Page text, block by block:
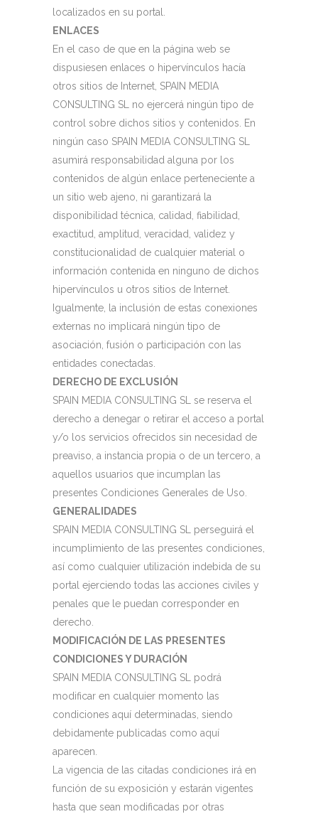
localizados en su portal.
ENLACES
En el caso de que en la página web se
dispusiesen enlaces o hipervínculos hacía
otros sitios de Internet, SPAIN MEDIA
CONSULTING SL no ejercerá ningún tipo de
control sobre dichos sitios y contenidos. En
ningún caso SPAIN MEDIA CONSULTING SL
asumirá responsabilidad alguna por los
contenidos de algún enlace perteneciente a
un sitio web ajeno, ni garantizará la
disponibilidad técnica, calidad, fiabilidad,
exactitud, amplitud, veracidad, validez y
constitucionalidad de cualquier material o
información contenida en ninguno de dichos
hipervínculos u otros sitios de Internet.
Igualmente, la inclusión de estas conexiones
externas no implicará ningún tipo de
asociación, fusión o participación con las
entidades conectadas.
DERECHO DE EXCLUSIÓN
SPAIN MEDIA CONSULTING SL se reserva el
derecho a denegar o retirar el acceso a portal
y/o los servicios ofrecidos sin necesidad de
preaviso, a instancia propia o de un tercero, a
aquellos usuarios que incumplan las
presentes Condiciones Generales de Uso.
GENERALIDADES
SPAIN MEDIA CONSULTING SL perseguirá el
incumplimiento de las presentes condiciones,
así como cualquier utilización indebida de su
portal ejerciendo todas las acciones civiles y
penales que le puedan corresponder en
derecho.
MODIFICACIÓN DE LAS PRESENTES
CONDICIONES Y DURACIÓN
SPAIN MEDIA CONSULTING SL podrá
modificar en cualquier momento las
condiciones aquí determinadas, siendo
debidamente publicadas como aquí
aparecen.
La vigencia de las citadas condiciones irá en
función de su exposición y estarán vigentes
hasta que sean modificadas por otras